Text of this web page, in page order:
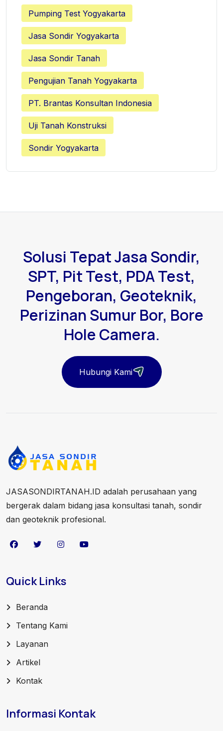
Pumping Test Yogyakarta
Jasa Sondir Yogyakarta
Jasa Sondir Tanah
Pengujian Tanah Yogyakarta
PT. Brantas Konsultan Indonesia
Uji Tanah Konstruksi
Sondir Yogyakarta
Solusi Tepat Jasa Sondir,
SPT, Pit Test, PDA Test,
Pengeboran, Geoteknik,
Perizinan Sumur Bor, Bore
Hole Camera.
Hubungi Kami
JASASONDIRTANAH.ID adalah perusahaan yang
bergerak dalam bidang jasa konsultasi tanah, sondir
dan geoteknik profesional.
Quick Links
Beranda
Tentang Kami
Layanan
Artikel
Kontak
Informasi Kontak